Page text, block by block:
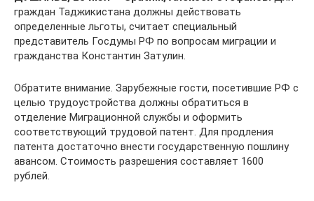
граждан Таджикистана должны действовать
определенные льготы, считает специальный
представитель Госдумы РФ по вопросам миграции и
гражданства Константин Затулин.
Обратите внимание. Зарубежные гости, посетившие РФ с
целью трудоустройства должны обратиться в
отделение Миграционной службы и оформить
соответствующий трудовой патент. Для продления
патента достаточно внести государственную пошлину
авансом. Стоимость разрешения составляет 1600
рублей.